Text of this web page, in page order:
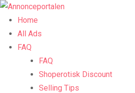
Skip
content
Home
All Ads
FAQ
FAQ
Shoperotisk Discount
Selling Tips